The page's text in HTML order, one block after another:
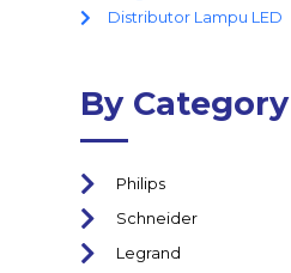
Distributor Lampu LED
By Category
Philips
Schneider
Legrand